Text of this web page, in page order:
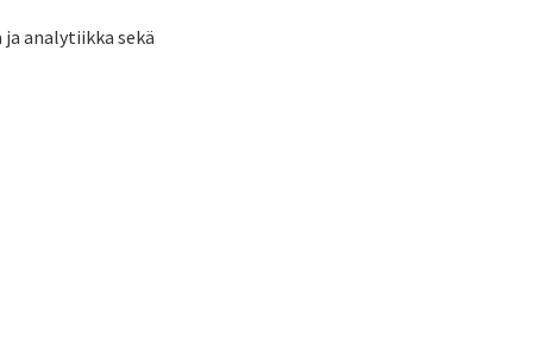
analytiikka sekä